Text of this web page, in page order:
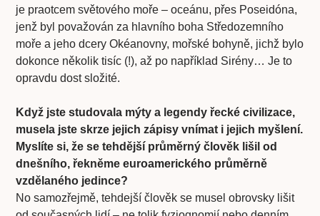
je praotcem světového moře – oceánu, přes Poseidóna,
jenž byl považován za hlavního boha Středozemního
moře a jeho dcery Okéanovny, mořské bohyně, jichž bylo
dokonce několik tisíc (!), až po například Sirény… Je to
opravdu dost složité.
Když jste studovala mýty a legendy řecké civilizace,
musela jste skrze jejich zápisy vnímat i jejich myšlení.
Myslíte si, že se tehdější průměrný člověk lišil od
dnešního, řekněme euroamerického průměrně
vzdělaného jedince?
No samozřejmě, tehdejší člověk se musel obrovsky lišit